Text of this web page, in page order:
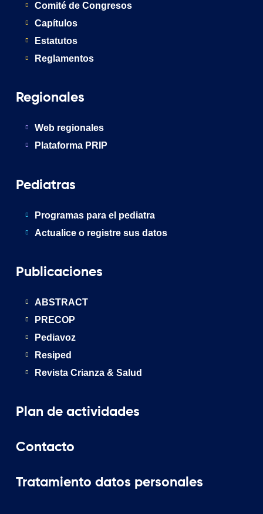
Comité de Congresos
Capítulos
Estatutos
Reglamentos
Regionales
Web regionales
Plataforma PRIP
Pediatras
Programas para el pediatra
Actualice o registre sus datos
Publicaciones
ABSTRACT
PRECOP
Pediavoz
Resiped
Revista Crianza & Salud
Plan de actividades
Contacto
Tratamiento datos personales